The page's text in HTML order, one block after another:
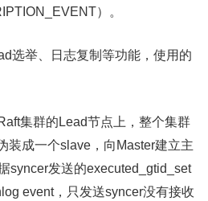
）。
选举、日志复制等功能，使用的
集群的Lead节点上，整个集群
装成一个slave，向Master建立主
syncer发送的executed_gtid_set
event，只发送syncer没有接收